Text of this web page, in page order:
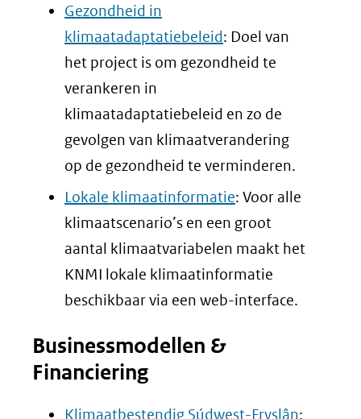
Gezondheid in
klimaatadaptatiebeleid: Doel van
het project is om gezondheid te
verankeren in
klimaatadaptatiebeleid en zo de
gevolgen van klimaatverandering
op de gezondheid te verminderen.
Lokale klimaatinformatie: Voor alle
klimaatscenario’s en een groot
aantal klimaatvariabelen maakt het
KNMI lokale klimaatinformatie
beschikbaar via een web-interface.
Businessmodellen &
Financiering
Klimaatbestendig Súdwest-Fryslân: